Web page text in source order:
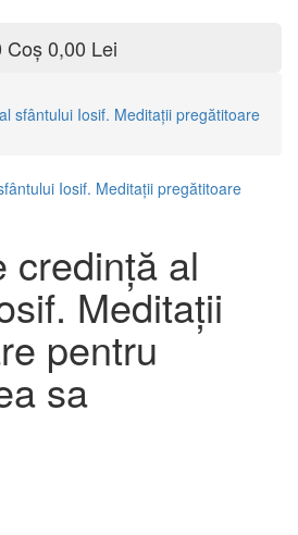
Coș0,00 Lei
sfântului Iosif. Meditaţii pregătitoare
credinţă al
Meditaţii
pentru
sa